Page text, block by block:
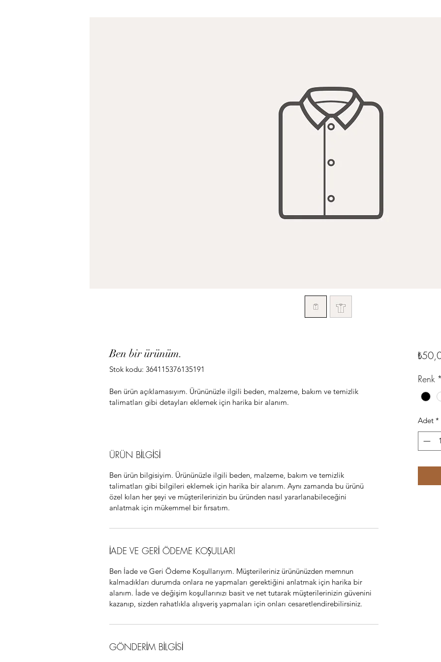
Ben bir ürünüm.
Stok kodu: 364115376135191
Ben ürün açıklamasıyım. Ürününüzle ilgili beden, malzeme, bakım ve temizlik
talimatları gibi detayları eklemek için harika bir alanım.
ÜRÜN BİLGİSİ
Ben ürün bilgisiyim. Ürününüzle ilgili beden, malzeme, bakım ve temizlik
talimatları gibi bilgileri eklemek için harika bir alanım. Aynı zamanda bu ürünü
özel kılan her şeyi ve müşterilerinizin bu üründen nasıl yararlanabileceğini
anlatmak için mükemmel bir fırsatım.
İADE VE GERİ ÖDEME KOŞULLARI
Ben İade ve Geri Ödeme Koşullarıyım. Müşterileriniz ürününüzden memnun
kalmadıkları durumda onlara ne yapmaları gerektiğini anlatmak için harika bir
alanım. İade ve değişim koşullarınızı basit ve net tutarak müşterilerinizin güvenini
kazanıp, sizden rahatlıkla alışveriş yapmaları için onları cesaretlendirebilirsiniz.
GÖNDERİM BİLGİSİ
Renk *
Adet *